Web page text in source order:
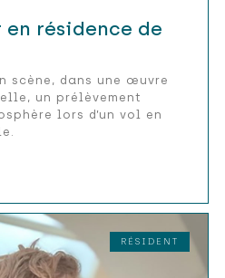
en résidence de
scène, dans une œuvre
un prélèvement
lors d’un vol en
RÉSIDENT